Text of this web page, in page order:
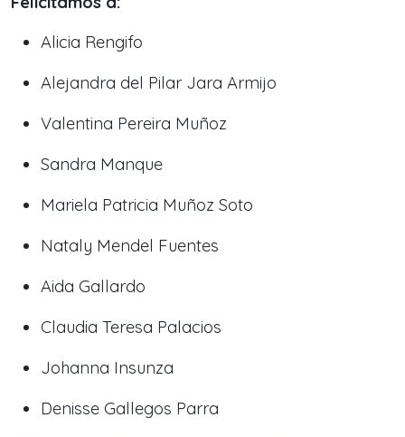
Alicia Rengifo
Alejandra del Pilar Jara Armijo
Valentina Pereira Muñoz
Sandra Manque
Mariela Patricia Muñoz Soto
Nataly Mendel Fuentes
Aida Gallardo
Claudia Teresa Palacios
Johanna Insunza
Denisse Gallegos Parra